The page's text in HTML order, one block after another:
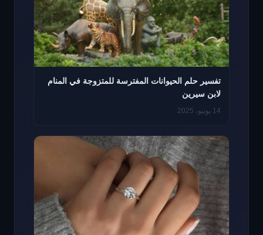
تفسير حلم الحيوانات المفترسة للمتزوجة في المنام
لابن سيرين
14 يونيو، 2025